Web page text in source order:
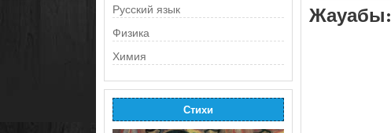
Русский язык
Физика
Химия
Стихи
Жауабы: